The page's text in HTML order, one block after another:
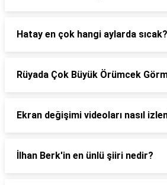
Hatay en çok hangi aylarda sıcak?
Rüyada Çok Büyük Örümcek
Ekran değişimi videoları nasıl
İlhan Berk'in en ünlü şiiri nedir?